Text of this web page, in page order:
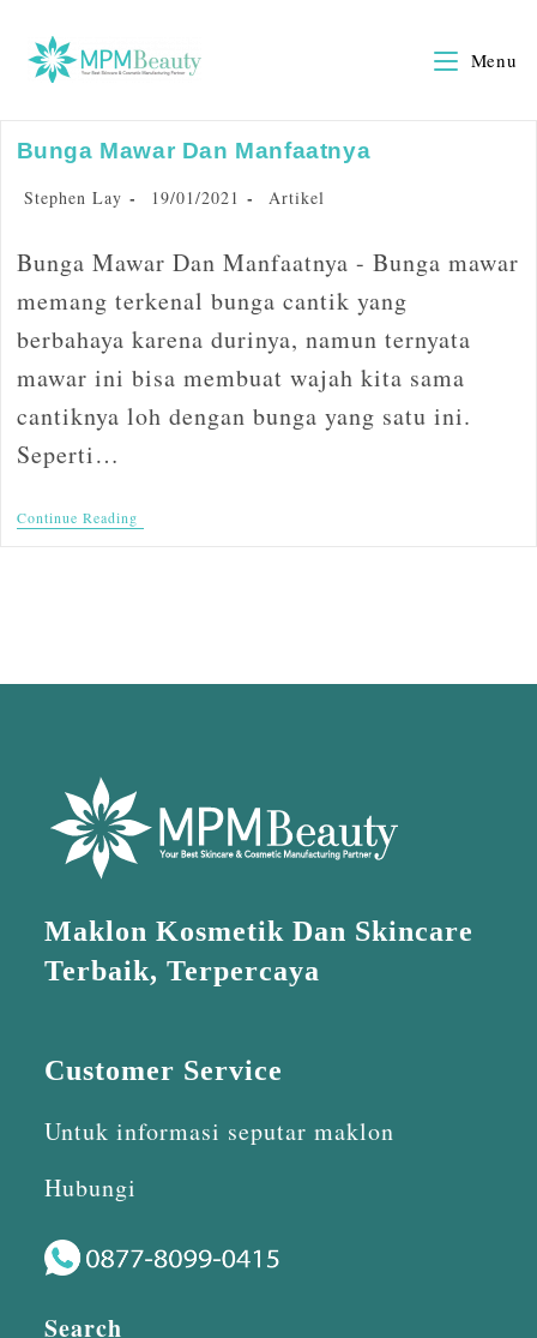
Menu
Bunga Mawar Dan Manfaatnya
Stephen Lay 19/01/2021 Artikel
Bunga Mawar Dan Manfaatnya - Bunga mawar
memang terkenal bunga cantik yang
berbahaya karena durinya, namun ternyata
mawar ini bisa membuat wajah kita sama
cantiknya loh dengan bunga yang satu ini.
Seperti…
Continue Reading
Maklon Kosmetik Dan Skincare
Terbaik, Terpercaya
Customer Service
Untuk informasi seputar maklon
Hubungi
Search